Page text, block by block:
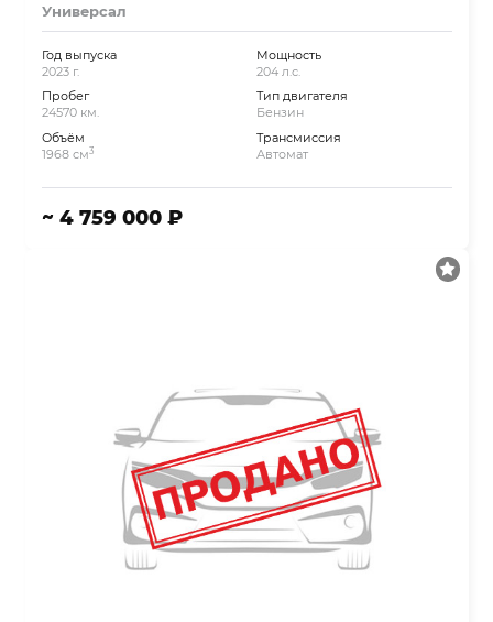
Универсал
Год выпуска
2023 г.
Пробег
24570 км.
Объём
1968 см3
Мощность
204 л.с.
Тип двигателя
Бензин
Трансмиссия
Автомат
~ 4 759 000 ₽